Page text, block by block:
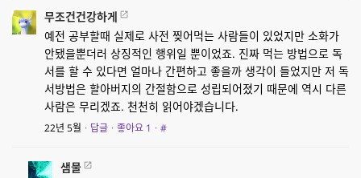
무조건건강하게
예전 공부할때 실제로 사전 찢어먹는 사람들이 있었지만 소화가
안됐을뿐더러 상징적인 행위일 뿐이었죠. 진짜 먹는 방법으로 독
서를 할 수 있다면 얼마나 간편하고 좋을까 생각이 들었지만 저 독
서방법은 할아버지의 간절함으로 성립되어졌기 때문에 역시 다른
사람은 무리겠죠. 천천히 읽어야겠습니다.
22년 5월 · 답글 · 좋아요 1 · #
샘물